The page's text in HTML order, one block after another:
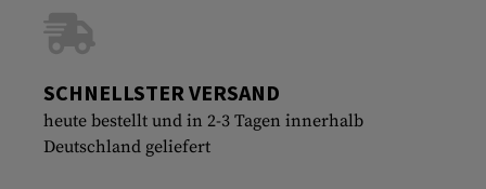
SCHNELLSTER VERSAND
heute bestellt und in 2-3 Tagen innerhalb
Deutschland geliefert